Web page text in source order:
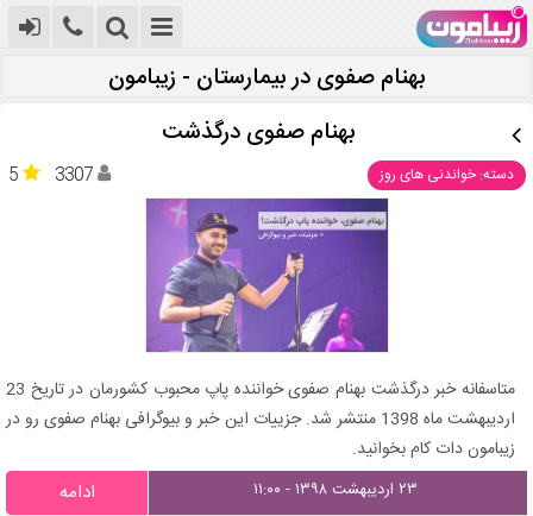
بهنام صفوی در بیمارستان - زیبامون
بهنام صفوی درگذشت
دسته: خواندنی های روز 5 3307
متاسفانه خبر درگذشت بهنام صفوی خواننده پاپ محبوب کشورمان در تاریخ 23
اردیبهشت ماه 1398 منتشر شد. جزییات این خبر و بیوگرافی بهنام صفوی رو در
زیبامون دات کام بخوانید.
۲۳ اردیبهشت ۱۳۹۸ - ۱۱:۰۰ ادامه